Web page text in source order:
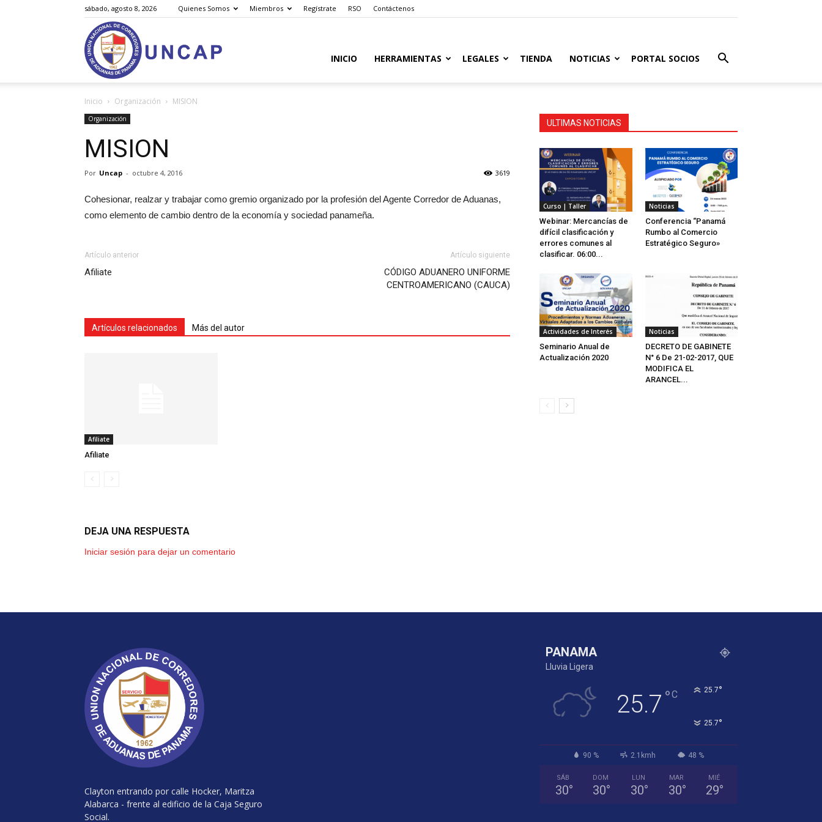
sábado, agosto 8, 2026 Quienes Somos Miembros Regístrate RSO Contáctenos
Unión
INICIO HERRAMIENTAS LEGALES TIENDA NOTICIAS PORTAL SOCIOS
Inicio Organización MISION
Organización
MISION
Por Uncap - octubre 4, 2016 3619
Cohesionar, realzar y trabajar como gremio organizado por la profesión del Agente Corredor de Aduanas,
como elemento de cambio dentro de la economía y sociedad panameña.
Artículo anterior
Afiliate
Artículo siguiente
CÓDIGO ADUANERO UNIFORME
CENTROAMERICANO (CAUCA)
Artículos relacionados Más del autor
Afiliate
Afiliate
DEJA UNA RESPUESTA
Iniciar sesión para dejar un comentario
ULTIMAS NOTICIAS
Curso | Taller
Webinar: Mercancías de
difícil clasificación y
errores comunes al
clasificar. 06:00...
Noticias
Conferencia “Panamá
Rumbo al Comercio
Estratégico Seguro»
Actividades de Interés
Seminario Anual de
Actualización 2020
Noticias
DECRETO DE GABINETE
N° 6 De 21-02-2017, QUE
MODIFICA EL
ARANCEL...
Clayton entrando por calle Hocker, Maritza
Alabarca - frente al edificio de la Caja Seguro
Social.
PANAMA
Lluvia Ligera
25.7 °C 25.7°
25.7°
90 % 2.1kmh 48 %
SÁB
30°
DOM
30°
LUN
30°
MAR
30°
MIÉ
29°